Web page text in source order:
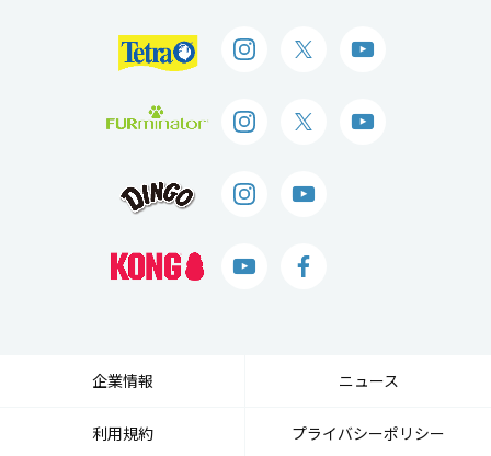
企業情報 ニュース
利用規約 プライバシーポリシー